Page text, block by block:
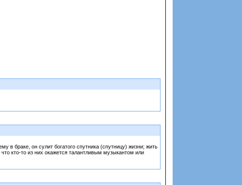
в браке, он сулит богатого спутника (спутницу) жизни; жить
кто-то из них окажется талантливым музыкантом или